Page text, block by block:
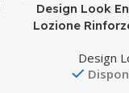
Design Look
Lozione
Design